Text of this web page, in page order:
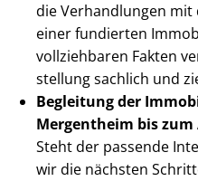
die Verhandlungen
einer fundierten
voll­zieh­ba­ren Fakten
stel­lung sachlich und
Begleitung der
Mergentheim bis zum
Steht der passende
wir die nächsten